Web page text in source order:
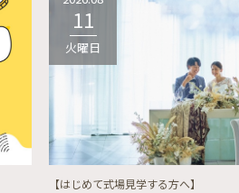
11
火曜日
【はじめて式場見学する方へ】